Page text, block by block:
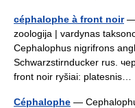
céphalophe à front noir—
zoologija | vardynas
Cephalophus nigrifrons
Schwarzstirnducker rus.
front noir ryšiai:
Céphalophe —